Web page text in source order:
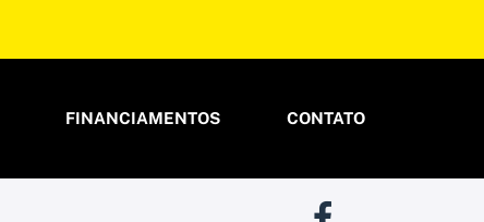
FINANCIAMENTOS CONTATO